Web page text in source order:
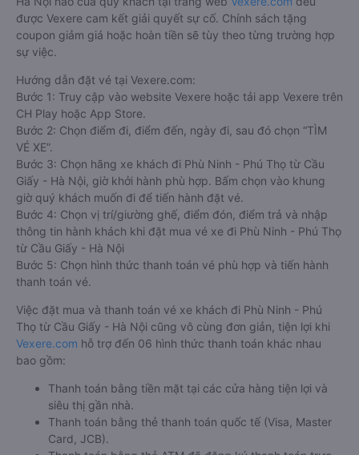
Vexere.com - Hệ thống đặt vé xe khách chất lượng, và uy tín
nhất tại Việt Nam, đảm bảo giữ chỗ 100%. Đối với bất cứ giao
dịch đặt mua vé xe khách đi Phù Ninh - Phú Thọ từ Cầu Giấy -
Hà Nội nào của quý khách tại trang web
được Vexere cam kết giải quyết sự cố. Chính sách tặng
coupon giảm giá hoặc hoàn tiền sẽ tùy theo từng trường hợp
sự việc.
Hướng dẫn đặt vé tại Vexere.com:
Bước 1: Truy cập vào website Vexere hoặc tải app Vexere trên
CH Play hoặc App Store.
Bước 2: Chọn điểm đi, điểm đến, ngày đi, sau đó chọn “TÌM
VÉ XE”.
Bước 3: Chọn hãng xe khách đi Phù Ninh - Phú Thọ từ Cầu
Giấy - Hà Nội, giờ khởi hành phù hợp. Bấm chọn vào khung
giờ quý khách muốn đi để tiến hành đặt vé.
Bước 4: Chọn vị trí/giường ghế, điểm đón, điểm trả và nhập
thông tin hành khách khi đặt mua vé xe đi Phù Ninh - Phú Thọ
từ Cầu Giấy - Hà Nội
Bước 5: Chọn hình thức thanh toán vé phù hợp và tiến hành
thanh toán vé.
Việc đặt mua và thanh toán vé xe khách đi Phù Ninh - Phú
Thọ từ Cầu Giấy - Hà Nội cũng vô cùng đơn giản, tiện lợi khi
Vexere.comhỗ trợ đến 06 hình thức thanh toán khác nhau
bao gồm:
Thanh toán bằng tiền mặt tại các cửa hàng tiện lợi và